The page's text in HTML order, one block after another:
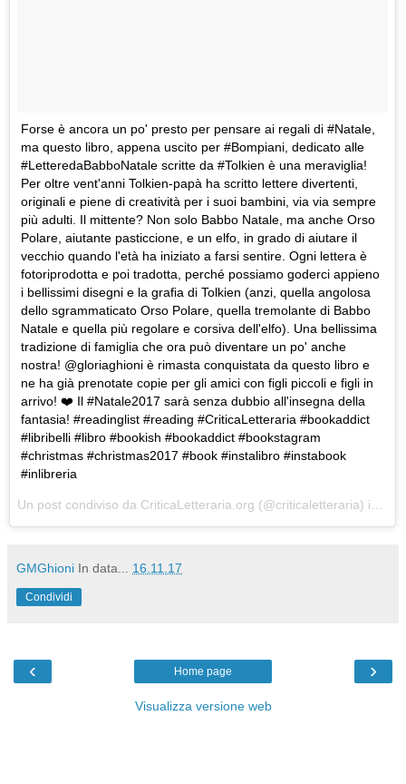
Forse è ancora un po' presto per pensare ai regali di #Natale,
ma questo libro, appena uscito per #Bompiani, dedicato alle
#LetteredaBabboNatale scritte da #Tolkien è una meraviglia!
Per oltre vent'anni Tolkien-papà ha scritto lettere divertenti,
originali e piene di creatività per i suoi bambini, via via sempre
più adulti. Il mittente? Non solo Babbo Natale, ma anche Orso
Polare, aiutante pasticcione, e un elfo, in grado di aiutare il
vecchio quando l'età ha iniziato a farsi sentire. Ogni lettera è
fotoriprodotta e poi tradotta, perché possiamo goderci appieno
i bellissimi disegni e la grafia di Tolkien (anzi, quella angolosa
dello sgrammaticato Orso Polare, quella tremolante di Babbo
Natale e quella più regolare e corsiva dell'elfo). Una bellissima
tradizione di famiglia che ora può diventare un po' anche
nostra! @gloriaghioni è rimasta conquistata da questo libro e
ne ha già prenotate copie per gli amici con figli piccoli e figli in
arrivo! ❤️ Il #Natale2017 sarà senza dubbio all'insegna della
fantasia! #readinglist #reading #CriticaLetteraria #bookaddict
#libribelli #libro #bookish #bookaddict #bookstagram
#christmas #christmas2017 #book #instalibro #instabook
#inlibreria
GMGhioni In data... 16.11.17
Condividi
‹ ›
Home page
Visualizza versione web